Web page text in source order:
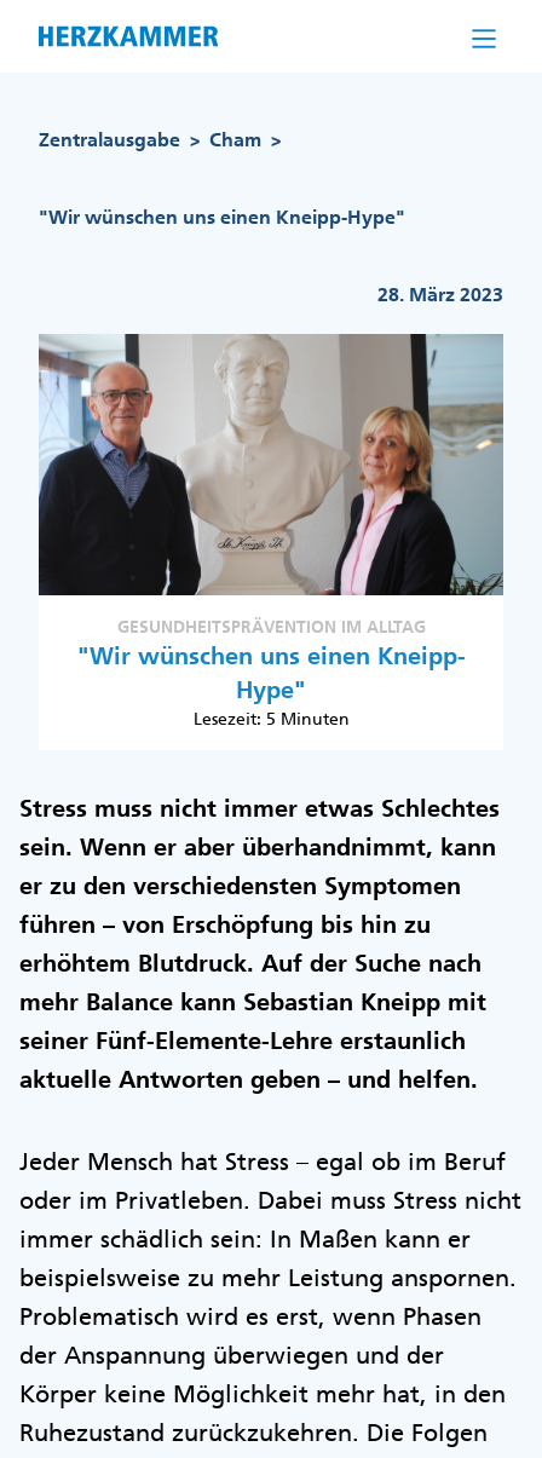
Zentralausgabe > Cham >
"Wir wünschen uns einen Kneipp-Hype"
28. März 2023
GESUNDHEITSPRÄVENTION IM ALLTAG
"Wir wünschen uns einen Kneipp-
Hype"
Lesezeit: 5 Minuten
Stress muss nicht immer etwas Schlechtes
sein. Wenn er aber überhandnimmt, kann
er zu den verschiedensten Symptomen
führen – von Erschöpfung bis hin zu
erhöhtem Blutdruck. Auf der Suche nach
mehr Balance kann Sebastian Kneipp mit
seiner Fünf-Elemente-Lehre erstaunlich
aktuelle Antworten geben – und helfen.
Jeder Mensch hat Stress – egal ob im Beruf
oder im Privatleben. Dabei muss Stress nicht
immer schädlich sein: In Maßen kann er
beispielsweise zu mehr Leistung anspornen.
Problematisch wird es erst, wenn Phasen
der Anspannung überwiegen und der
Körper keine Möglichkeit mehr hat, in den
Ruhezustand zurückzukehren. Die Folgen